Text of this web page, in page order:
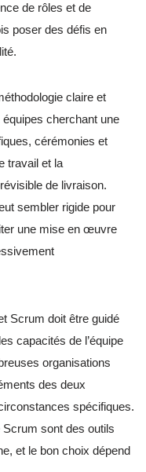
de rôles et de
poser des défis en
claire et
cherchant une
cérémonies et
travail et la
de livraison.
sembler rigide pour
une mise en œuvre
Scrum doit être guidé
capacités de l’équipe
organisations
des deux
spécifiques.
sont des outils
et le bon choix dépend